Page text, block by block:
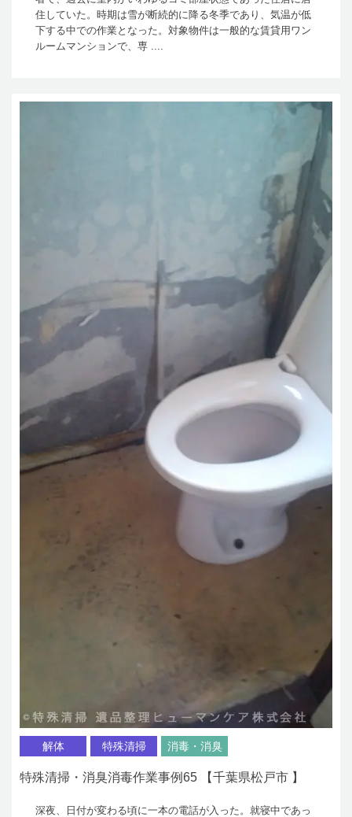
住していた。時期は雪が断続的に降る冬季であり、気温が低
下する中での作業となった。対象物件は一般的な賃貸用ワン
ルームマンションで、専 ....
解体 特殊清掃 消毒・消臭
特殊清掃・消臭消毒作業事例65 【千葉県松戸市 】
深夜、日付が変わる頃に一本の電話が入った。就寝中であっ